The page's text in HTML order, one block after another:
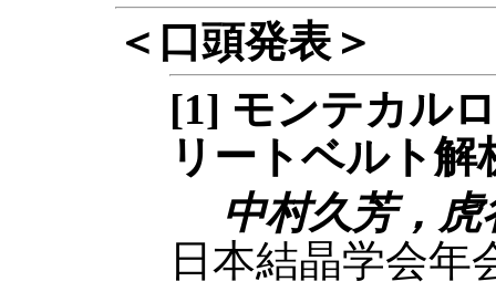
＜口頭発表＞
[1] モンテカル
リートベルト解
中村久芳，虎
日本結晶学会年